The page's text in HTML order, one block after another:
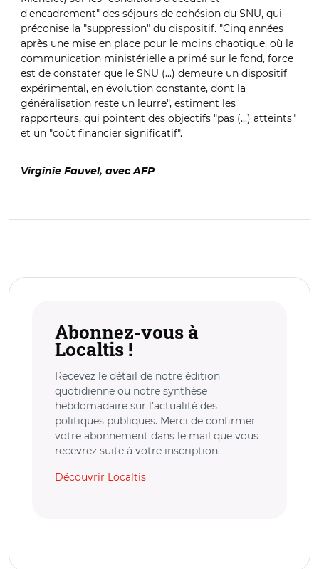
d'encadrement" des séjours de cohésion du SNU, qui
préconise la "suppression" du dispositif. "Cinq années
après une mise en place pour le moins chaotique, où la
communication ministérielle a primé sur le fond, force
est de constater que le SNU (...) demeure un dispositif
expérimental, en évolution constante, dont la
généralisation reste un leurre", estiment les
rapporteurs, qui pointent des objectifs "pas (...) atteints"
et un "coût financier significatif".
Virginie Fauvel, avec AFP
Abonnez-vous à
Localtis !
Recevez le détail de notre édition
quotidienne ou notre synthèse
hebdomadaire sur l’actualité des
politiques publiques. Merci de confirmer
votre abonnement dans le mail que vous
recevrez suite à votre inscription.
Découvrir Localtis